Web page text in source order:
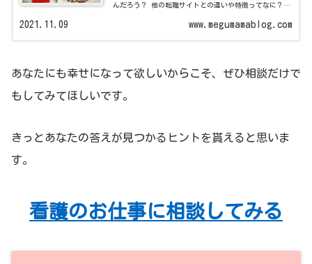
んだろう？ 他の転職サイトとの違いや特徴ってなに？
用してわかった私の口コミや評判をまと...
www.megumamablog.com
2021.11.09
あなたにも幸せになって欲しいからこそ、ぜひ相談だけで
もしてみてほしいです。
きっとあなたの答えが見つかるヒントを貰えると思いま
す。
看護のお仕事に相談してみる